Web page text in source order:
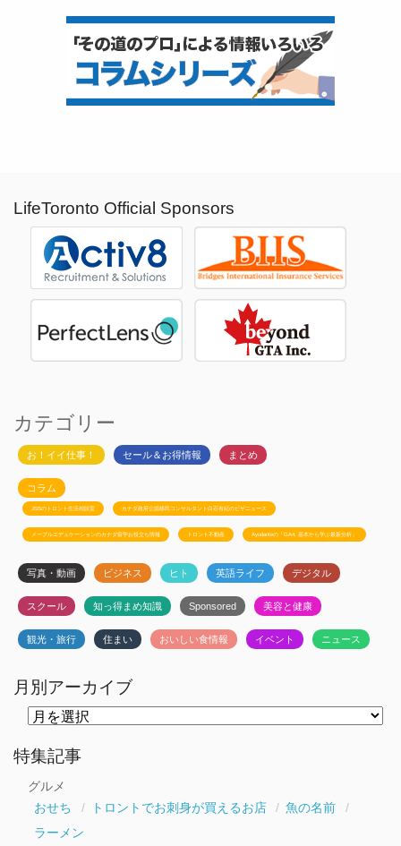
LifeToronto Official Sponsors
カテゴリー
お！イイ仕事！ セール＆お得情報 まとめ
コラム
JSSのトロント生活相談室 カナダ政府公認移民コンサルタント白石有紀のビザニュース
メープルエデュケーションのカナダ留学お役立ち情報 トロント不動産 Ayudanteの「GA4: 基本から学ぶ最新分析」
写真・動画 ビジネス ヒト 英語ライフ デジタル
スクール 知っ得まめ知識 Sponsored 美容と健康
観光・旅行 住まい おいしい食情報 イベント ニュース
月別アーカイブ
ー
カ
特集記事
グルメ
おせち
トロントでお刺身が買えるお店
魚の名前
ラーメン